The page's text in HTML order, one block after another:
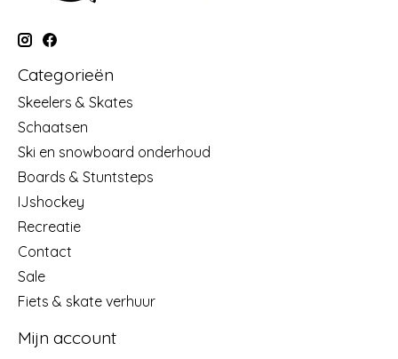
Categorieën
Skeelers & Skates
Schaatsen
Ski en snowboard onderhoud
Boards & Stuntsteps
IJshockey
Recreatie
Contact
Sale
Fiets & skate verhuur
Mijn account